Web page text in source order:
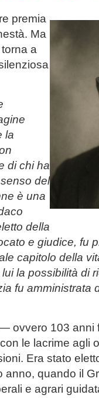
premia
Ma
a
la
di chi ha
del
è una
della
e giudice, fu
capitolo della
la possibilità di
fu amministrata
ovvero 103
le lacrime agli
Era stato
anno, quando il
e agrari